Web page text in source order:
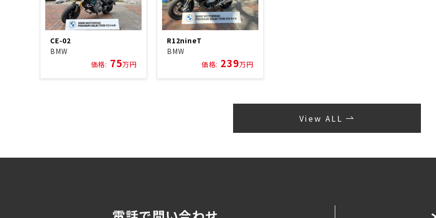
CE-02
BMW
価格: 75万円
R12nineT
BMW
価格: 239万円
View ALL